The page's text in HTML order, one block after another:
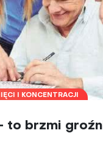
I KONCENTRACJI
to brzmi